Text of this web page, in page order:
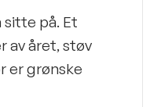
på. Et
av året, støv
er grønske